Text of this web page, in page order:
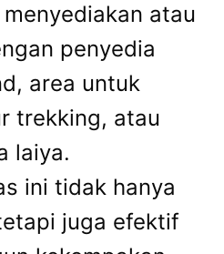
atau
penyedia
area untuk
trekking, atau
laiya.
ini tidak hanya
juga efektif